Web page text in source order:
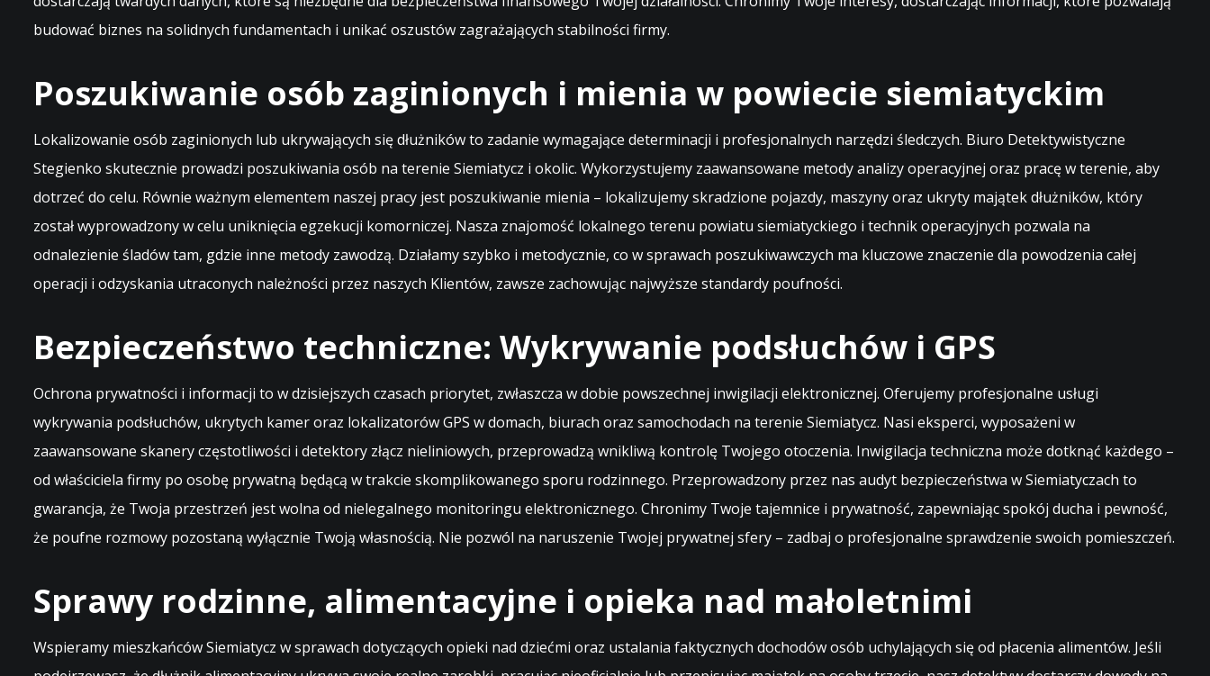
budować biznes na solidnych fundamentach i unikać oszustów zagrażających stabilności firmy.
Poszukiwanie osób zaginionych i mienia w powiecie siemiatyckim
Lokalizowanie osób zaginionych lub ukrywających się dłużników to zadanie wymagające determinacji i profesjonalnych narzędzi śledczych. Biuro Detektywistyczne
Stegienko skutecznie prowadzi poszukiwania osób na terenie Siemiatycz i okolic. Wykorzystujemy zaawansowane metody analizy operacyjnej oraz pracę w terenie, aby
dotrzeć do celu. Równie ważnym elementem naszej pracy jest poszukiwanie mienia – lokalizujemy skradzione pojazdy, maszyny oraz ukryty majątek dłużników, który
został wyprowadzony w celu uniknięcia egzekucji komorniczej. Nasza znajomość lokalnego terenu powiatu siemiatyckiego i technik operacyjnych pozwala na
odnalezienie śladów tam, gdzie inne metody zawodzą. Działamy szybko i metodycznie, co w sprawach poszukiwawczych ma kluczowe znaczenie dla powodzenia całej
operacji i odzyskania utraconych należności przez naszych Klientów, zawsze zachowując najwyższe standardy poufności.
Bezpieczeństwo techniczne: Wykrywanie podsłuchów i GPS
Ochrona prywatności i informacji to w dzisiejszych czasach priorytet, zwłaszcza w dobie powszechnej inwigilacji elektronicznej. Oferujemy profesjonalne usługi
wykrywania podsłuchów, ukrytych kamer oraz lokalizatorów GPS w domach, biurach oraz samochodach na terenie Siemiatycz. Nasi eksperci, wyposażeni w
zaawansowane skanery częstotliwości i detektory złącz nieliniowych, przeprowadzą wnikliwą kontrolę Twojego otoczenia. Inwigilacja techniczna może dotknąć każdego –
od właściciela firmy po osobę prywatną będącą w trakcie skomplikowanego sporu rodzinnego. Przeprowadzony przez nas audyt bezpieczeństwa w Siemiatyczach to
gwarancja, że Twoja przestrzeń jest wolna od nielegalnego monitoringu elektronicznego. Chronimy Twoje tajemnice i prywatność, zapewniając spokój ducha i pewność,
że poufne rozmowy pozostaną wyłącznie Twoją własnością. Nie pozwól na naruszenie Twojej prywatnej sfery – zadbaj o profesjonalne sprawdzenie swoich pomieszczeń.
Sprawy rodzinne, alimentacyjne i opieka nad małoletnimi
Wspieramy mieszkańców Siemiatycz w sprawach dotyczących opieki nad dziećmi oraz ustalania faktycznych dochodów osób uchylających się od płacenia alimentów. Jeśli